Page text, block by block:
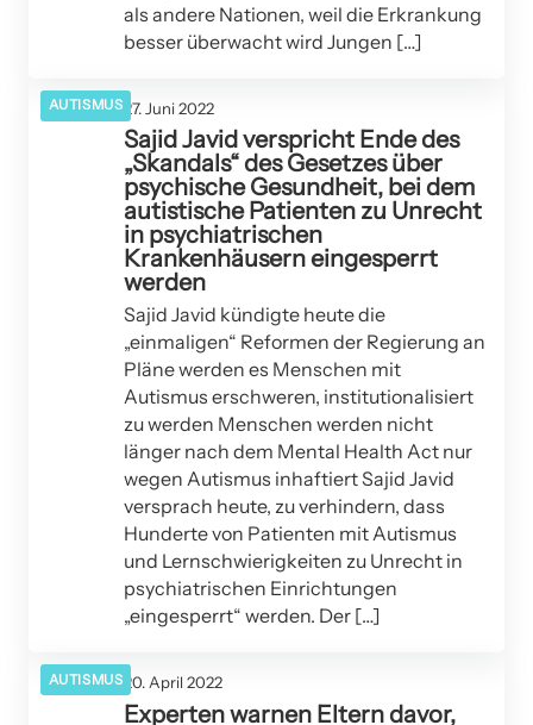
als andere Nationen, weil die Erkrankung
besser überwacht wird Jungen […]
AUTISMUS 27. Juni 2022
Sajid Javid verspricht Ende des
„Skandals“ des Gesetzes über
psychische Gesundheit, bei dem
autistische Patienten zu Unrecht
in psychiatrischen
Krankenhäusern eingesperrt
werden
Sajid Javid kündigte heute die
„einmaligen“ Reformen der Regierung an
Pläne werden es Menschen mit
Autismus erschweren, institutionalisiert
zu werden Menschen werden nicht
länger nach dem Mental Health Act nur
wegen Autismus inhaftiert Sajid Javid
versprach heute, zu verhindern, dass
Hunderte von Patienten mit Autismus
und Lernschwierigkeiten zu Unrecht in
psychiatrischen Einrichtungen
„eingesperrt“ werden. Der […]
AUTISMUS 20. April 2022
Experten warnen Eltern davor,